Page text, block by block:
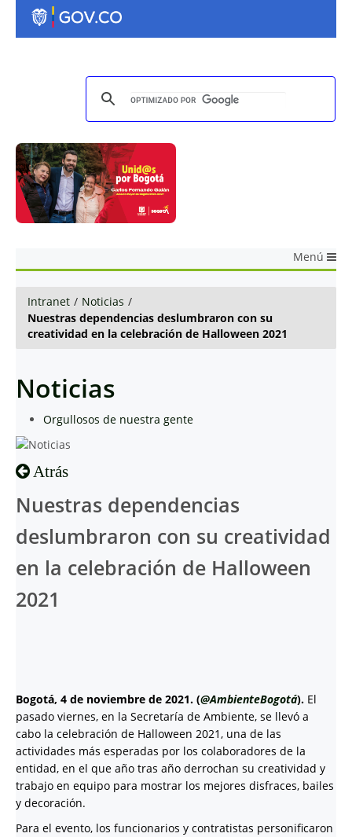
Menú
Intranet / Noticias /
Nuestras dependencias deslumbraron con su
creatividad en la celebración de Halloween 2021
Noticias
Orgullosos de nuestra gente
Atrás
Nuestras dependencias
deslumbraron con su creatividad
en la celebración de Halloween
2021
Bogotá, 4 de noviembre de 2021. (@AmbienteBogotá). El
pasado viernes, en la Secretaría de Ambiente, se llevó a
cabo la celebración de Halloween 2021, una de las
actividades más esperadas por los colaboradores de la
entidad, en el que año tras año derrochan su creatividad y
trabajo en equipo para mostrar los mejores disfraces, bailes
y decoración.
Para el evento, los funcionarios y contratistas personificaron